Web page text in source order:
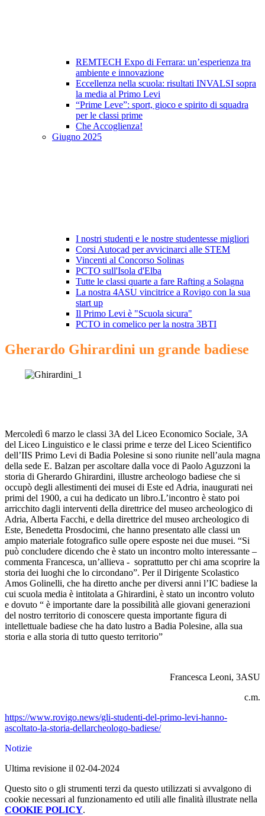
REMTECH Expo di Ferrara: un’esperienza tra
ambiente e innovazione
Eccellenza nella scuola: risultati INVALSI sopra
la media al Primo Levi
“Prime Leve”: sport, gioco e spirito di squadra
per le classi prime
Che Accoglienza!
Giugno 2025
I nostri studenti e le nostre studentesse migliori
Corsi Autocad per avvicinarci alle STEM
Vincenti al Concorso Solinas
PCTO sull'Isola d'Elba
Tutte le classi quarte a fare Rafting a Solagna
La nostra 4ASU vincitrice a Rovigo con la sua
start up
Il Primo Levi è "Scuola sicura"
PCTO in comelico per la nostra 3BTI
Gherardo Ghirardini un grande badiese
Mercoledì 6 marzo le classi 3A del Liceo Economico Sociale, 3A
del Liceo Linguistico e le classi prime e terze del Liceo Scientifico
dell’IIS Primo Levi di Badia Polesine si sono riunite nell’aula magna
della sede E. Balzan per ascoltare dalla voce di Paolo Aguzzoni la
storia di Gherardo Ghirardini, illustre archeologo badiese che si
occupò degli allestimenti dei musei di Este ed Adria, inaugurati nei
primi del 1900, a cui ha dedicato un libro.L’incontro è stato poi
arricchito dagli interventi della direttrice del museo archeologico di
Adria, Alberta Facchi, e della direttrice del museo archeologico di
Este, Benedetta Prosdocimi, che hanno presentato alle classi un
ampio materiale fotografico sulle opere esposte nei due musei. “Si
può concludere dicendo che è stato un incontro molto interessante –
commenta Francesca, un’allieva - soprattutto per chi ama scoprire la
storia dei luoghi che lo circondano”. Per il Dirigente Scolastico
Amos Golinelli, che ha diretto anche per diversi anni l’IC badiese la
cui scuola media è intitolata a Ghirardini, è stato un incontro voluto
e dovuto “ è importante dare la possibilità alle giovani generazioni
del nostro territorio di conoscere questa importante figura di
intellettuale badiese che ha dato lustro a Badia Polesine, alla sua
storia e alla storia di tutto questo territorio”
Francesca Leoni, 3ASU
c.m.
https://www.rovigo.news/gli-studenti-del-primo-levi-hanno-
ascoltato-la-storia-dellarcheologo-badiese/
Notizie
Ultima revisione il 02-04-2024
Questo sito o gli strumenti terzi da questo utilizzati si avvalgono di
cookie necessari al funzionamento ed utili alle finalità illustrate nella
COOKIE POLICY.